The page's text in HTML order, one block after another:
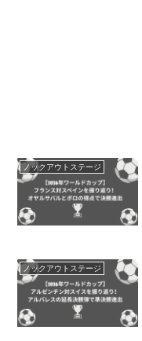
ノックアウトステージ
ノックアウトステージ